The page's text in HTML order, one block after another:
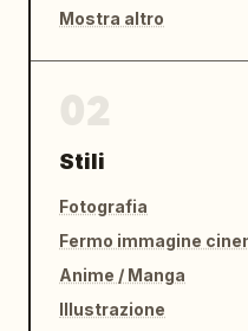
Mostra altro
Stili
Fotografia
Anime / Manga
Illustrazione